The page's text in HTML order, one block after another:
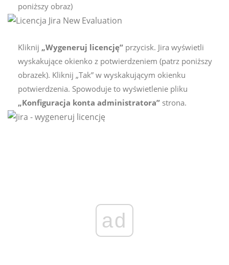
poniższy obraz)
Kliknij „Wygeneruj licencję” przycisk. Jira wyświetli
wyskakujące okienko z potwierdzeniem (patrz poniższy
obrazek). Kliknij „Tak” w wyskakującym okienku
potwierdzenia. Spowoduje to wyświetlenie pliku
„Konfiguracja konta administratora” strona.
ad